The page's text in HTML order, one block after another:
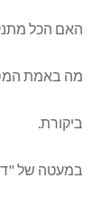
האם הכל
מה באמת
ביקורת.
במעטה של